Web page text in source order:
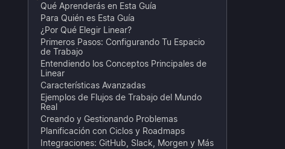
Qué Aprenderás en Esta Guía
Para Quién es Esta Guía
¿Por Qué Elegir Linear?
Primeros Pasos: Configurando Tu Espacio
de Trabajo
Entendiendo los Conceptos Principales de
Linear
Características Avanzadas
Ejemplos de Flujos de Trabajo del Mundo
Real
Creando y Gestionando Problemas
Planificación con Ciclos y Roadmaps
Integraciones: GitHub, Slack, Morgen y Más